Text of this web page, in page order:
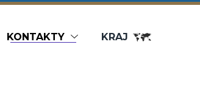
Usługi gastronomiczne
KONTAKTY KRAJ